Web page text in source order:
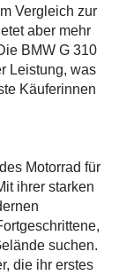
Vergleich zur
aber mehr
BMW G 310
Leistung, was
Käuferinnen
Motorrad für
ihrer starken
suchen.
die ihr erstes